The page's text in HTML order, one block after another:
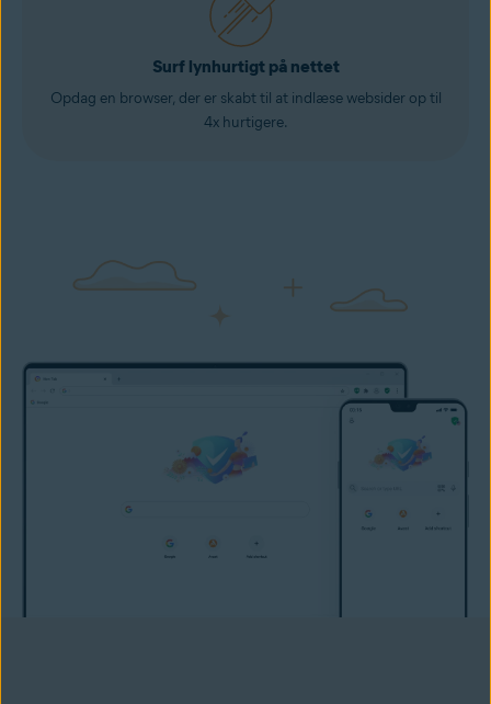
Surf lynhurtigt på nettet
Opdag en browser, der er skabt til at indlæse websider op til
4x hurtigere.